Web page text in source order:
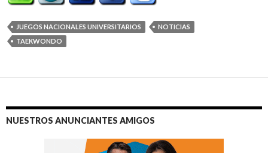
JUEGOS NACIONALES UNIVERSITARIOS
NOTICIAS
TAEKWONDO
NUESTROS ANUNCIANTES AMIGOS